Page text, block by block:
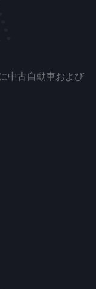
中古自動車および